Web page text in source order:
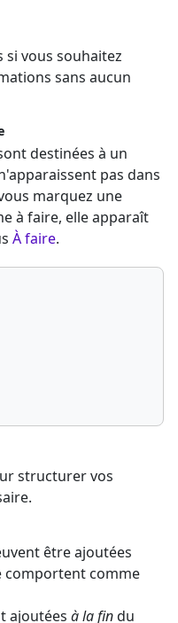
si vous souhaitez
sans aucun
destinées à un
pas dans
marquez une
à faire, elle apparaît
À faire.
structurer vos
être ajoutées
comportent comme
ajoutées à la findu